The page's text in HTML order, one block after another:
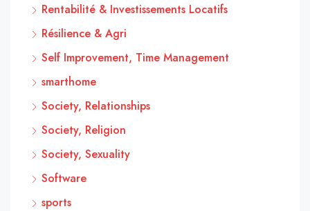
Rentabilité & Investissements Locatifs
Résilience & Agri
Self Improvement, Time Management
smarthome
Society, Relationships
Society, Religion
Society, Sexuality
Software
sports